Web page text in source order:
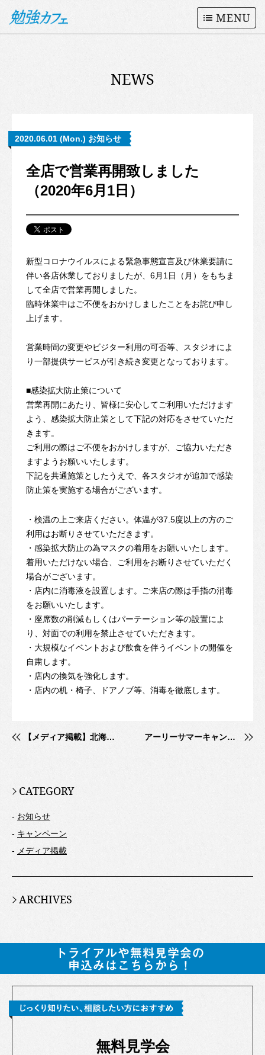
NEWS
2020.06.01 (Mon.) お知らせ
全店で営業再開致しました
（2020年6月1日）
新型コロナウイルスによる緊急事態宣言及び休業要請に
伴い各店休業しておりましたが、6月1日（月）をもちま
して全店で営業再開しました。
臨時休業中はご不便をおかけしましたことをお詫び申し
上げます。
営業時間の変更やビジター利用の可否等、スタジオによ
り一部提供サービスが引き続き変更となっております。
■感染拡大防止策について
営業再開にあたり、皆様に安心してご利用いただけます
よう、感染拡大防止策として下記の対応をさせていただ
きます。
ご利用の際はご不便をおかけしますが、ご協力いただき
ますようお願いいたします。
下記を共通施策としたうえで、各スタジオが追加で感染
防止策を実施する場合がございます。
・検温の上ご来店ください。体温が37.5度以上の方のご
利用はお断りさせていただきます。
・感染拡大防止の為マスクの着用をお願いいたします。
着用いただけない場合、ご利用をお断りさせていただく
場合がございます。
・店内に消毒液を設置します。ご来店の際は手指の消毒
をお願いいたします。
・座席数の削減もしくはパーテーション等の設置によ
り、対面での利用を禁止させていただきます。
・大規模なイベントおよび飲食を伴うイベントの開催を
自粛します。
・店内の換気を強化します。
・店内の机・椅子、ドアノブ等、消毒を徹底します。
【メディア掲載】北海道建設新聞に掲載されました アーリーサマーキャンペーン! 2020年6月末まで!
CATEGORY
- お知らせ
- キャンペーン
- メディア掲載
ARCHIVES
無料見学会